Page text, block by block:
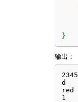
}
输出：
2345
d
red
1